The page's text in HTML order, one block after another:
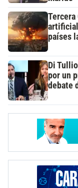
países
Di
por un
debate